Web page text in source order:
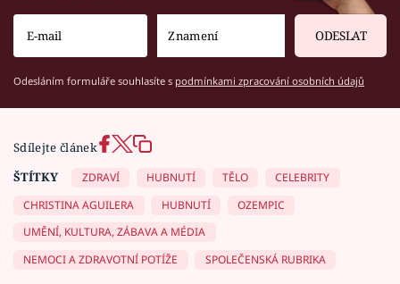
ODESLAT
Odesláním formuláře souhlasíte s podmínkami zpracování osobních údajů
Sdílejte článek
ŠTÍTKY
ZDRAVÍ HUBNUTÍ TĚLO
CELEBRITY
CHRISTINA AGUILERA
HUBNUTÍ
OZEMPIC
UMĚNÍ, KULTURA, ZÁBAVA A MÉDIA
NEMOCI A ZDRAVOTNÍ POTÍŽE
SPOLEČENSKÁ RUBRIKA